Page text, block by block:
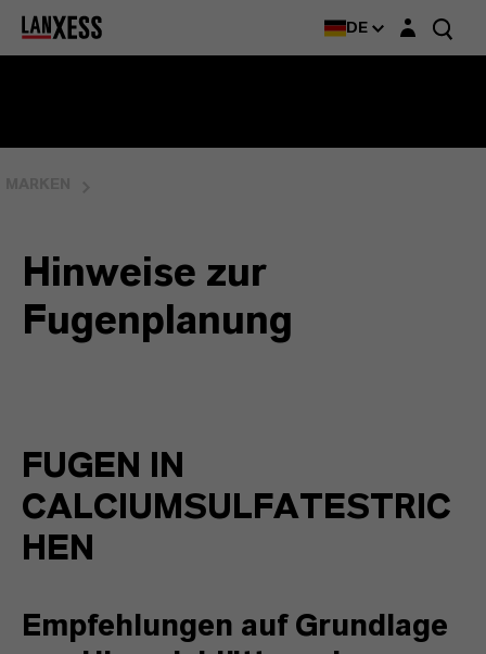
DE Login-Maske
Hinweise zur
Fugenplanung
FUGEN IN
CALCIUMSULFATESTRIC
HEN
Empfehlungen auf Grundlage